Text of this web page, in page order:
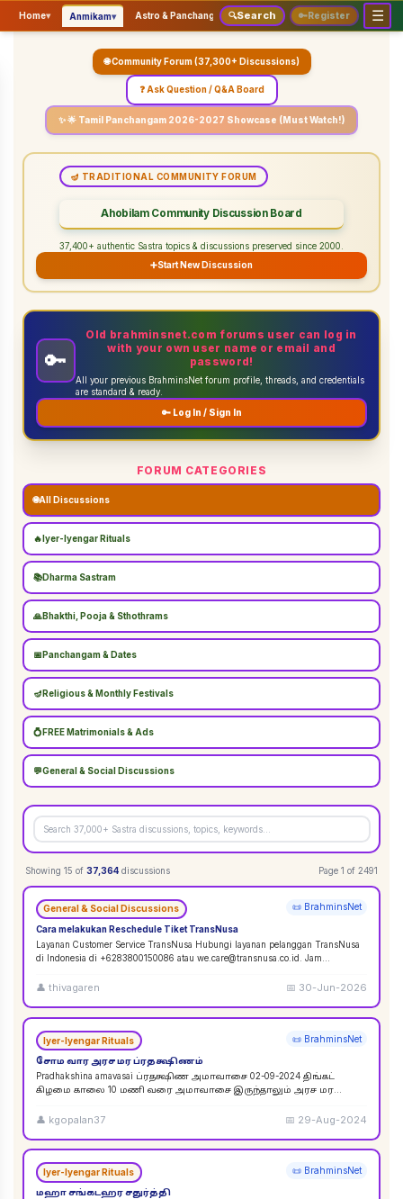
Home▾ Anmikam▾ Astro & Panchangam▾ Vaidhikam & Sastram▾
🔍Search 🔑Register ☰
🌐 Community Forum (37,300+ Discussions)
❓ Ask Question / Q&A Board
✨ 🌟 Tamil Panchangam 2026-2027 Showcase (Must Watch!)
🪔 TRADITIONAL COMMUNITY FORUM
Ahobilam Community Discussion Board
37,400+ authentic Sastra topics & discussions preserved since 2000.
➕Start New Discussion
🔑
Old brahminsnet.com forums user can log in
with your own user name or email and
password!
All your previous BrahminsNet forum profile, threads, and credentials
are standard & ready.
🔑 Log In / Sign In
FORUM CATEGORIES
🌐All Discussions
🔥 Iyer-Iyengar Rituals
📚Dharma Sastram
🙏Bhakthi, Pooja & Sthothrams
📅 Panchangam & Dates
🪔 Religious & Monthly Festivals
💍 FREE Matrimonials & Ads
💬General & Social Discussions
Showing 15 of 37,364 discussions Page 1 of 2491
General & Social Discussions 📜 BrahminsNet
Cara melakukan Reschedule Tiket TransNusa
Layanan Customer Service TransNusa Hubungi layanan pelanggan TransNusa
di Indonesia di +6283800150086 atau we.care@transnusa.co.id. Jam
👤 thivagaren 📅 30-Jun-2026
Iyer-Iyengar Rituals 📜 BrahminsNet
சோம வார அரச மர ப்ரதக்ஷிணம்
Pradhakshina amavasai ப்ரதக்ஷிண அமாவாசை 02-09-2024 திங்கட்
கிழமை காலை 10 மணி வரை அமாவாசை இருந்தாலும் அரச மர
👤 kgopalan37 📅 29-Aug-2024
Iyer-Iyengar Rituals 📜 BrahminsNet
மஹா சங்கடஹர சதுர்த்தி